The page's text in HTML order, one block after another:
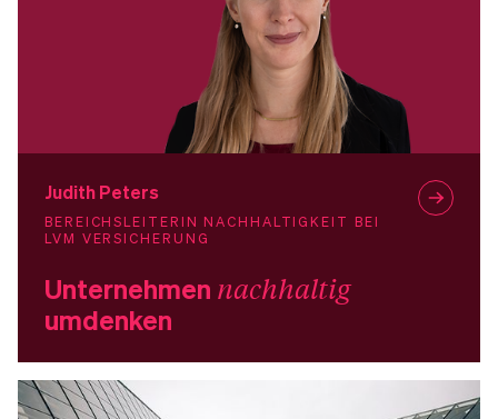
Judith Peters
BEREICHSLEITERIN NACHHALTIGKEIT BEI
LVM VERSICHERUNG
Unternehmen nachhaltig
umdenken